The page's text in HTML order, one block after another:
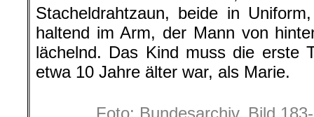
Stacheldrahtzaun, beide in
haltend im Arm, der Mann von
lächelnd. Das Kind muss die erste
etwa 10 Jahre älter war, als Marie.